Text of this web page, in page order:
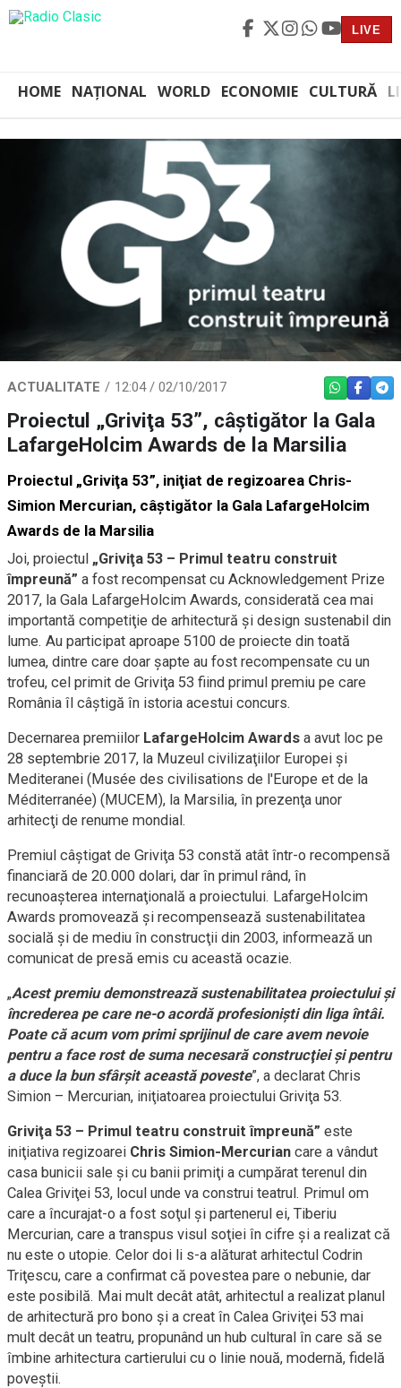
LIVE
HOME NAȚIONAL WORLD ECONOMIE CULTURĂ
ACTUALITATE 12:04 / 02/10/2017 WHATSAPP
Proiectul „Griviţa 53”, câştigător la Gala
LafargeHolcim Awards de la Marsilia
Proiectul „Griviţa 53”, iniţiat de regizoarea Chris-
Simion Mercurian, câştigător la Gala LafargeHolcim
Awards de la Marsilia
Joi, proiectul „Griviţa 53 – Primul teatru construit
împreună” a fost recompensat cu Acknowledgement Prize
2017, la Gala LafargeHolcim Awards, considerată cea mai
importantă competiţie de arhitectură şi design sustenabil din
lume. Au participat aproape 5100 de proiecte din toată
lumea, dintre care doar şapte au fost recompensate cu un
trofeu, cel primit de Griviţa 53 fiind primul premiu pe care
România îl câştigă în istoria acestui concurs.
Decernarea premiilor LafargeHolcim Awards a avut loc pe
28 septembrie 2017, la Muzeul civilizaţiilor Europei şi
Mediteranei (Musée des civilisations de l'Europe et de la
Méditerranée) (MUCEM), la Marsilia, în prezenţa unor
arhitecţi de renume mondial.
Premiul câştigat de Griviţa 53 constă atât într-o recompensă
financiară de 20.000 dolari, dar în primul rând, în
recunoaşterea internaţională a proiectului. LafargeHolcim
Awards promovează şi recompensează sustenabilitatea
socială şi de mediu în construcţii din 2003, informează un
comunicat de presă emis cu această ocazie.
„Acest premiu demonstrează sustenabilitatea proiectului şi
încrederea pe care ne-o acordă profesionişti din liga întâi.
Poate că acum vom primi sprijinul de care avem nevoie
pentru a face rost de suma necesară construcţiei şi pentru
a duce la bun sfârşit această poveste”, a declarat Chris
Simion – Mercurian, iniţiatoarea proiectului Griviţa 53.
Griviţa 53 – Primul teatru construit împreună” este
iniţiativa regizoarei Chris Simion-Mercurian care a vândut
casa bunicii sale şi cu banii primiţi a cumpărat terenul din
Calea Griviţei 53, locul unde va construi teatrul. Primul om
care a încurajat-o a fost soţul şi partenerul ei, Tiberiu
Mercurian, care a transpus visul soţiei în cifre şi a realizat că
nu este o utopie. Celor doi li s-a alăturat arhitectul Codrin
Triţescu, care a confirmat că povestea pare o nebunie, dar
este posibilă. Mai mult decât atât, arhitectul a realizat planul
de arhitectură pro bono şi a creat în Calea Griviţei 53 mai
mult decât un teatru, propunând un hub cultural în care să se
îmbine arhitectura cartierului cu o linie nouă, modernă, fidelă
poveştii.